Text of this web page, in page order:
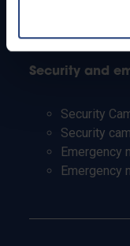
Working
Security and
Security
Security
Emergency
Emergency